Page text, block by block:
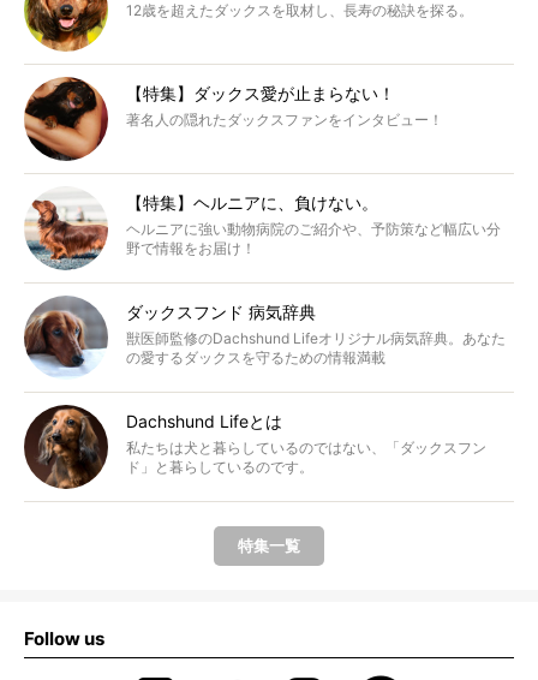
12歳を超えたダックスを取材し、長寿の秘訣を探る。
【特集】ダックス愛が止まらない！
著名人の隠れたダックスファンをインタビュー！
【特集】ヘルニアに、負けない。
ヘルニアに強い動物病院のご紹介や、予防策など幅広い分
野で情報をお届け！
ダックスフンド 病気辞典
獣医師監修のDachshund Lifeオリジナル病気辞典。あなた
の愛するダックスを守るための情報満載
Dachshund Lifeとは
私たちは犬と暮らしているのではない、「ダックスフン
ド」と暮らしているのです。
特集一覧
Follow us